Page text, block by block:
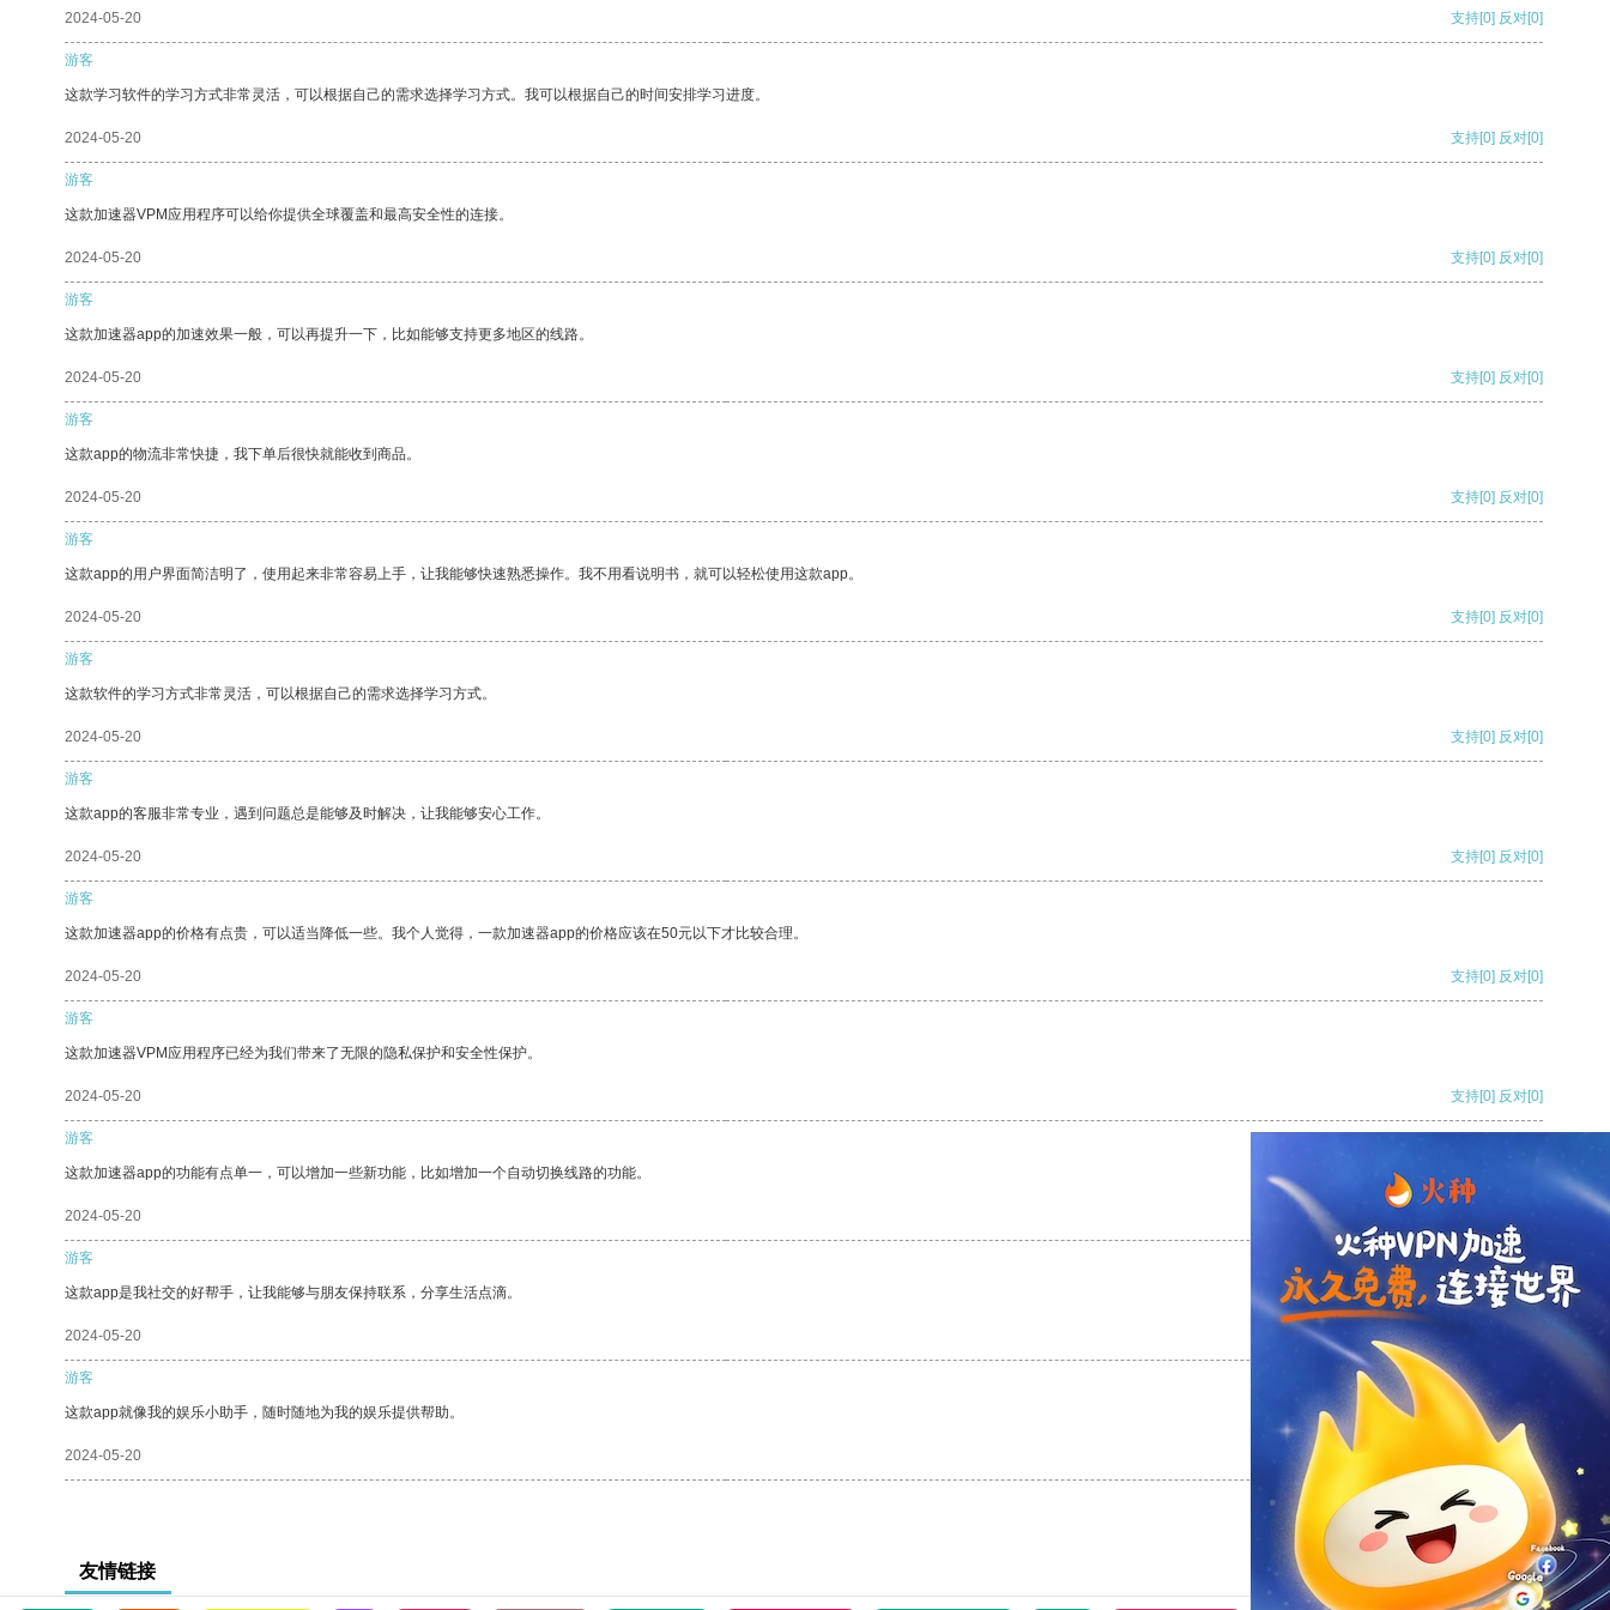
2024-05-20 支持[0] 反对[0]
游客
这款学习软件的学习方式非常灵活，可以根据自己的需求选择学习方式。我可以根据自己的时间安排学习进度。
2024-05-20 支持[0] 反对[0]
游客
这款加速器VPM应用程序可以给你提供全球覆盖和最高安全性的连接。
2024-05-20 支持[0] 反对[0]
游客
这款加速器app的加速效果一般，可以再提升一下，比如能够支持更多地区的线路。
2024-05-20 支持[0] 反对[0]
游客
这款app的物流非常快捷，我下单后很快就能收到商品。
2024-05-20 支持[0] 反对[0]
游客
这款app的用户界面简洁明了，使用起来非常容易上手，让我能够快速熟悉操作。我不用看说明书，就可以轻松使用这款app。
2024-05-20 支持[0] 反对[0]
游客
这款软件的学习方式非常灵活，可以根据自己的需求选择学习方式。
2024-05-20 支持[0] 反对[0]
游客
这款app的客服非常专业，遇到问题总是能够及时解决，让我能够安心工作。
2024-05-20 支持[0] 反对[0]
游客
这款加速器app的价格有点贵，可以适当降低一些。我个人觉得，一款加速器app的价格应该在50元以下才比较合理。
2024-05-20 支持[0] 反对[0]
游客
这款加速器VPM应用程序已经为我们带来了无限的隐私保护和安全性保护。
2024-05-20 支持[0] 反对[0]
游客
这款加速器app的功能有点单一，可以增加一些新功能，比如增加一个自动切换线路的功能。
2024-05-20
游客
这款app是我社交的好帮手，让我能够与朋友保持联系，分享生活点滴。
2024-05-20 反对
游客
这款app就像我的娱乐小助手，随时随地为我的娱乐提供帮助。
2024-05-20 反对[0]
友情链接